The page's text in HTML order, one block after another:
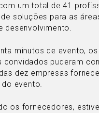
um total de 41
soluções para as
desenvolvimento.
minutos de evento, os
convidados puderam
dez empresas
evento.
os fornecedores,